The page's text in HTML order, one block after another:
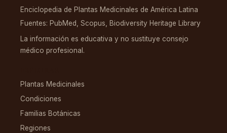
Enciclopedia de Plantas Medicinales de América Latina
Fuentes: PubMed, Scopus, Biodiversity Heritage Library
La información es educativa y no sustituye consejo
médico profesional.
Plantas Medicinales
Condiciones
Familias Botánicas
Regiones